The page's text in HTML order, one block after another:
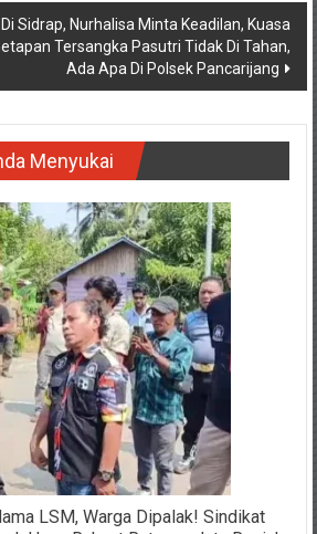
Sidrap, Nurhalisa Minta Keadilan, Kuasa
Tersangka Pasutri Tidak Di Tahan,
Ada Apa Di Polsek Pancarijang
Menyukai
LSM, Warga Dipalak! Sindikat